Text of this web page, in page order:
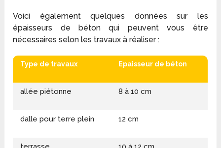
Voici également quelques données sur les
épaisseurs de béton qui peuvent vous être
nécessaires selon les travaux à réaliser :
Type de travaux Epaisseur de béton
allée piétonne 8 à 10 cm
dalle pour terre plein 12 cm